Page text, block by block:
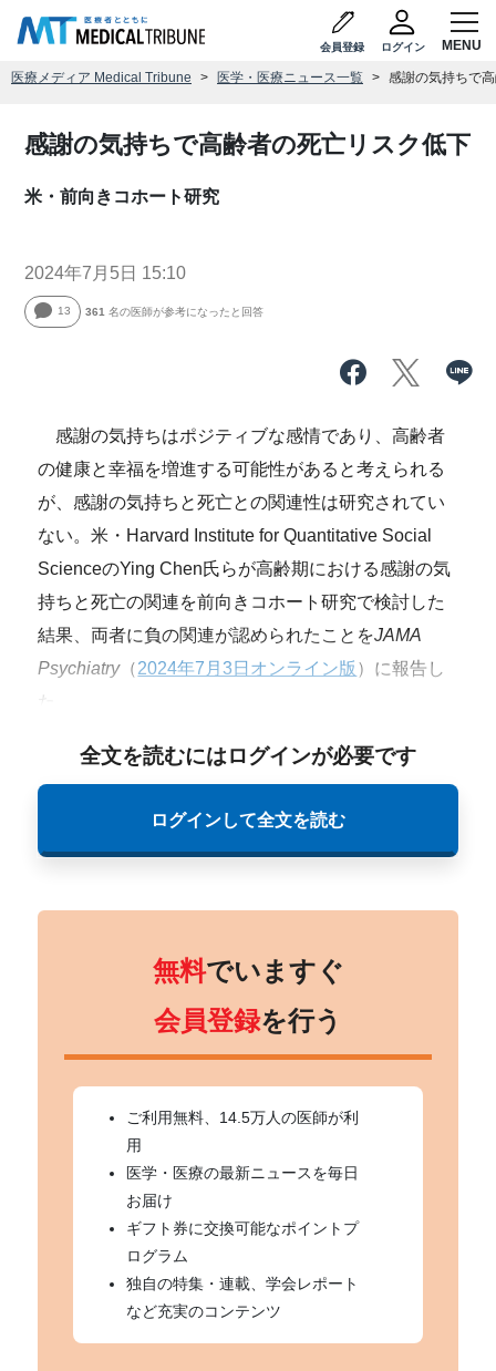
会員登録 ログイン
医療メディア Medical Tribune 医学・医療ニュース一覧 感謝の気持ちで
感謝の気持ちで高齢者の死亡リスク低下
米・前向きコホート研究
2024年7月5日 15:10
13 361 名の医師が参考になったと回答
感謝の気持ちはポジティブな感情であり、高齢者
の健康と幸福を増進する可能性があると考えられる
が、感謝の気持ちと死亡との関連性は研究されてい
ない。米・Harvard Institute for Quantitative Social
ScienceのYing Chen氏らが高齢期における感謝の気
持ちと死亡の関連を前向きコホート研究で検討した
結果、両者に負の関連が認められたことをJAMA
Psychiatry（2024年7月3日オンライン版 ）に報告し
た。
全文を読むにはログインが必要です
ログインして全文を読む
無料でいますぐ
会員登録を行う
ご利用無料、14.5万人の医師が利
用
医学・医療の最新ニュースを毎日
お届け
ギフト券に交換可能なポイントプ
ログラム
独自の特集・連載、学会レポート
など充実のコンテンツ